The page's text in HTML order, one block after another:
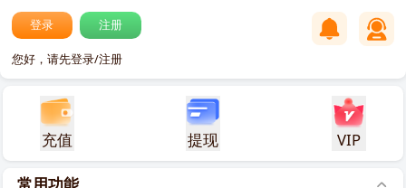
登录 注册
您好，请先登录/注册
充值 提现 VIP
常用功能